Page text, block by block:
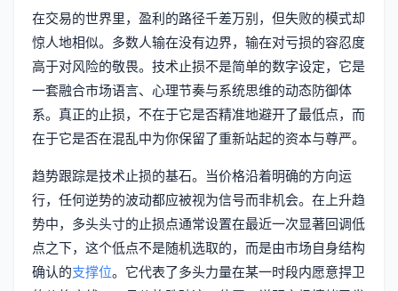
在交易的世界里，盈利的路径千差万别，但失败的模式却
惊人地相似。多数人输在没有边界，输在对亏损的容忍度
高于对风险的敬畏。技术止损不是简单的数字设定，它是
一套融合市场语言、心理节奏与系统思维的动态防御体
系。真正的止损，不在于它是否精准地避开了最低点，而
在于它是否在混乱中为你保留了重新站起的资本与尊严。
趋势跟踪是技术止损的基石。当价格沿着明确的方向运
行，任何逆势的波动都应被视为信号而非机会。在上升趋
势中，多头头寸的止损点通常设置在最近一次显著回调低
点之下，这个低点不是随机选取的，而是由市场自身结构
确认的支撑位。它代表了多头力量在某一时段内愿意捍卫